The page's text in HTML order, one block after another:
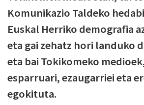
Komunikazio Taldeko
Euskal Herriko demografia
eta gai zehatz hori landuko
eta bai Tokikomeko
esparruari, ezaugarriei eta
egokituta.